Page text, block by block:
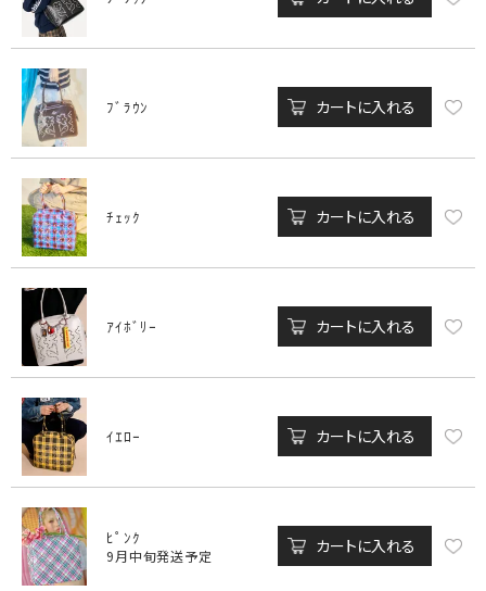
ﾌﾞﾗｳﾝ カートに入れる
ﾁｪｯｸ カートに入れる
ｱｲﾎﾞﾘｰ カートに入れる
ｲｴﾛｰ カートに入れる
ﾋﾟﾝｸ
9月中旬発送予定 カートに入れる